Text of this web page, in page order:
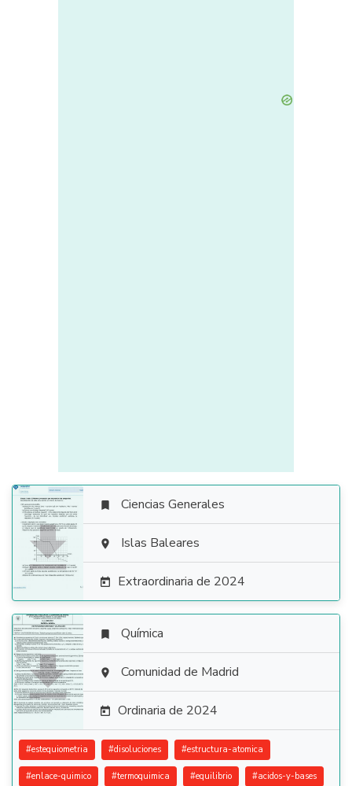

 Ciencias Generales
 Islas Baleares
 Extraordinaria de 2024

 Química
 Comunidad de Madrid
 Ordinaria de 2024
#estequiometria #disoluciones #estructura-atomica
#enlace-quimico #termoquimica #equilibrio #acidos-y-bases